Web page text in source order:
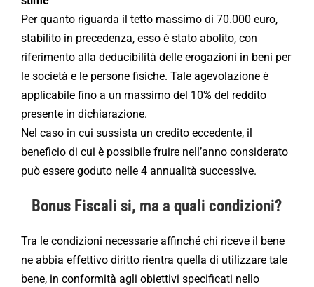
Per quanto riguarda il tetto massimo di 70.000 euro,
stabilito in precedenza, esso è stato abolito, con
riferimento alla deducibilità delle erogazioni in beni per
le società e le persone fisiche. Tale agevolazione è
applicabile fino a un massimo del 10% del reddito
presente in dichiarazione.
Nel caso in cui sussista un credito eccedente, il
beneficio di cui è possibile fruire nell’anno considerato
può essere goduto nelle 4 annualità successive.
Bonus Fiscali si, ma a quali condizioni?
Tra le condizioni necessarie affinché chi riceve il bene
ne abbia effettivo diritto rientra quella di utilizzare tale
bene, in conformità agli obiettivi specificati nello